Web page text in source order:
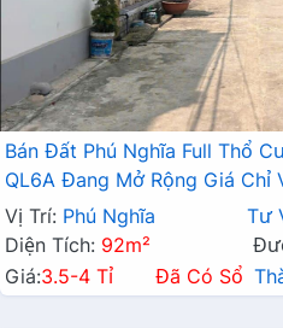
Bán Đất Phú Nghĩa Full Thổ
QL6A Đang Mở Rộng Giá Chỉ
Vị Trí: Phú Nghĩa Tư
Diện Tích: 92m²
Giá:3.5-4 Tỉ Đã Có Sổ